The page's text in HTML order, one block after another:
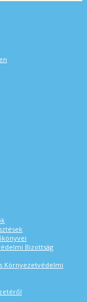
Bizottság
Környezetvédelmi